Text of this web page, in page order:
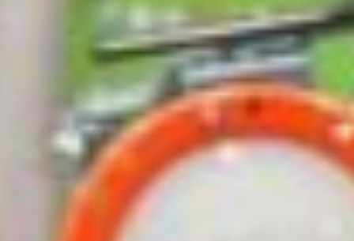
по переезду, электромонтеров, монтеров
пути, обходчиков и многие другие. Узнали
много интересного и про историю
железнодорожного транспорта,
локомотивы и двигатели, колесные пары
и трансформаторы, о строении
железнодорожных переездов.
После ребята посетили учебные классы,
где на специальных симуляторах ощутили
себя настоящими машинистами
и попробовали себя в роли кодировщиков,
дежурного по переезду и другие
профессии. И увидели учебный макет
новейшего в России электропоезда. А
также узнали, что помощником машиниста
теперь могут стать не только молодые